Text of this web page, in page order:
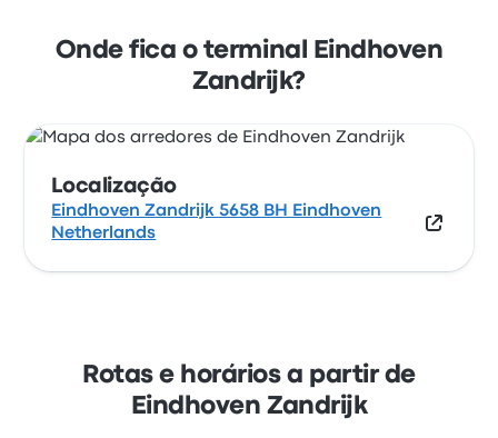
Netherlands. Veja a localização desta
paragem de autocarro em/no Eindhoven no
Onde fica o terminal Eindhoven
Zandrijk?
Localização
Eindhoven Zandrijk 5658 BH Eindhoven
Netherlands
Rotas e horários a partir de
Eindhoven Zandrijk